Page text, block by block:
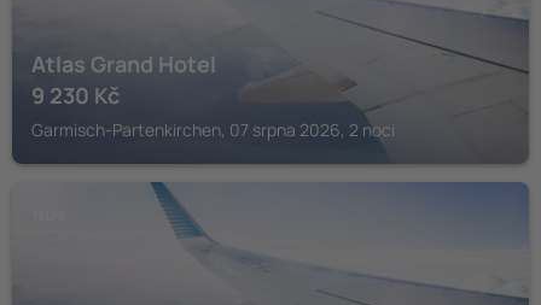
Atlas Grand Hotel
9 230 Kč
Garmisch-Partenkirchen, 07 srpna 2026, 2 noci